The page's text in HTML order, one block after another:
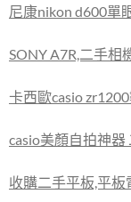
尼康nikon d600單
SONY A7R,二手相
卡西歐casio
casio美顏自拍神器
收購二手平板,平